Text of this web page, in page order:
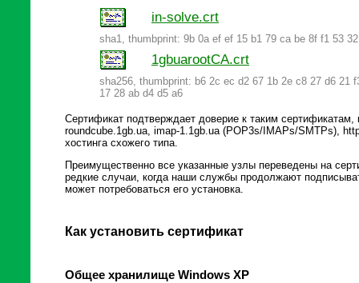
in-solve.crt
sha1, thumbprint: 9b 0a ef ef 15 b1 79 ca be 8f f1 53
1gbuarootCA.crt
sha256, thumbprint: b6 2c ec d2 67 1b 2e c8 27 d6 21
17 28 ab d4 d5 a6
Сертификат подтверждает доверие к таким
roundcube.1gb.ua, imap-1.1gb.ua (POP3s/IMAPs/SMTPs),
хостинга схожего типа.
Преимущественно все указанные узлы переведены на
редкие случаи, когда наши службы продолжают
может потребоваться его установка.
Как установить сертификат
Общее хранилище Windows XP